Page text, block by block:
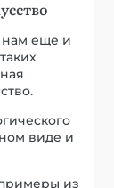
виде и
из
– или
Е.
и более
жанрах